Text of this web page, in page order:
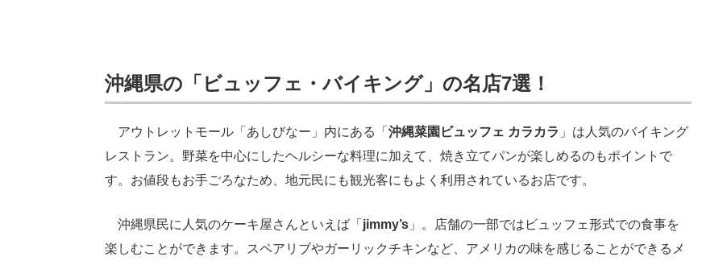
沖縄県の「ビュッフェ・バイキング」の名店7選！
アウトレットモール「あしびなー」内にある「 沖縄菜園ビュッフェ カラカラ 」は人気のバイキング
レストラン。野菜を中心にしたヘルシーな料理に加えて、焼き立てパンが楽しめるのもポイントで
す。お値段もお手ごろなため、地元民にも観光客にもよく利用されているお店です。
沖縄県民に人気のケーキ屋さんといえば「 jimmy’s 」。店舗の一部ではビュッフェ形式での食事を
楽しむことができます。スペアリブやガーリックチキンなど、アメリカの味を感じることができるメ